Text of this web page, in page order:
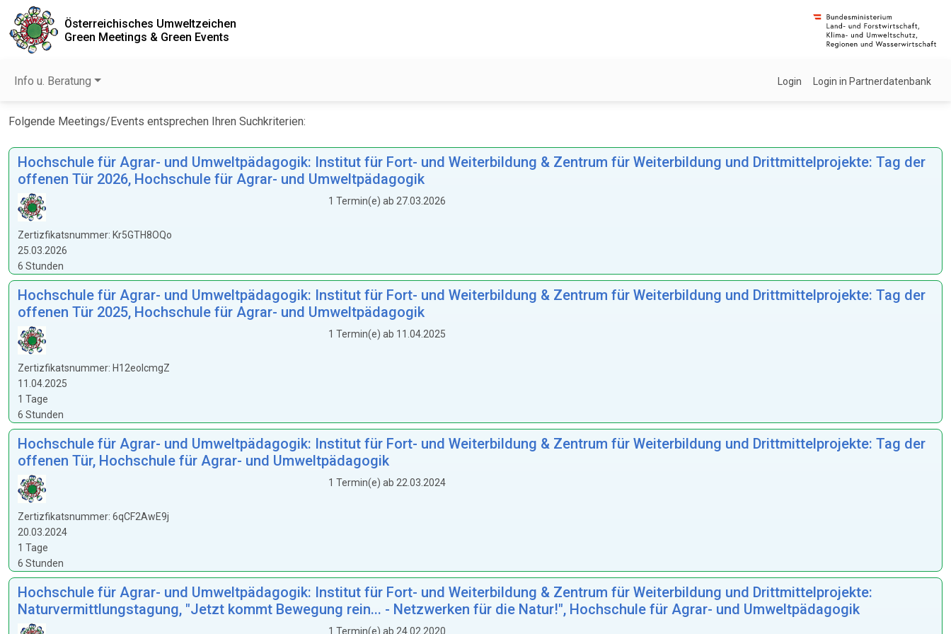
Österreichisches Umweltzeichen
Green Meetings & Green Events
Info u. Beratung Login Login in Partnerdatenbank
Folgende Meetings/Events entsprechen Ihren Suchkriterien:
Hochschule für Agrar- und Umweltpädagogik: Institut für Fort- und Weiterbildung & Zentrum für Weiterbildung und Drittmittelprojekte: Tag der
offenen Tür 2026, Hochschule für Agrar- und Umweltpädagogik
Zertizfikatsnummer: Kr5GTH8OQo
25.03.2026
6 Stunden
1 Termin(e) ab 27.03.2026
Hochschule für Agrar- und Umweltpädagogik: Institut für Fort- und Weiterbildung & Zentrum für Weiterbildung und Drittmittelprojekte: Tag der
offenen Tür 2025, Hochschule für Agrar- und Umweltpädagogik
Zertizfikatsnummer: H12eolcmgZ
11.04.2025
1 Tage
6 Stunden
1 Termin(e) ab 11.04.2025
Hochschule für Agrar- und Umweltpädagogik: Institut für Fort- und Weiterbildung & Zentrum für Weiterbildung und Drittmittelprojekte: Tag der
offenen Tür, Hochschule für Agrar- und Umweltpädagogik
Zertizfikatsnummer: 6qCF2AwE9j
20.03.2024
1 Tage
6 Stunden
1 Termin(e) ab 22.03.2024
Hochschule für Agrar- und Umweltpädagogik: Institut für Fort- und Weiterbildung & Zentrum für Weiterbildung und Drittmittelprojekte:
Naturvermittlungstagung, "Jetzt kommt Bewegung rein... - Netzwerken für die Natur!", Hochschule für Agrar- und Umweltpädagogik
1 Termin(e) ab 24.02.2020